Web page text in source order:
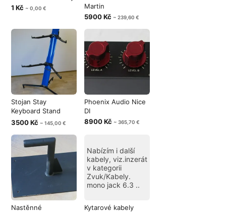
1 Kč ~ 0,00 €
Martin
5900 Kč ~ 239,60 €
Stojan Stay
Keyboard Stand
Tower Blue
3500 Kč ~ 145,00 €
Phoenix Audio Nice
DI
8900 Kč ~ 365,70 €
Nastěnné
Nabízím i další
kabely, viz.inzerát
v kategorii
Zvuk/Kabely.
mono jack 6.3 ..
Kytarové kabely